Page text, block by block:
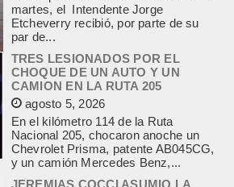
agosto 5, 2026
En el kilómetro 114 de la Ruta
Nacional 205, chocaron anoche un
Chevrolet Prisma, patente AB045CG,
y un camión Mercedes Benz,...
JEREMIAS COCCI ASUMIO LA
PRESIDENCIA DEL ROTARY
agosto 4, 2026
En el salón de la avenida Yrigoyen
colmado, asumió la presidencia del
Rotary Club de Lobos Jeremías
Cocci, para el...